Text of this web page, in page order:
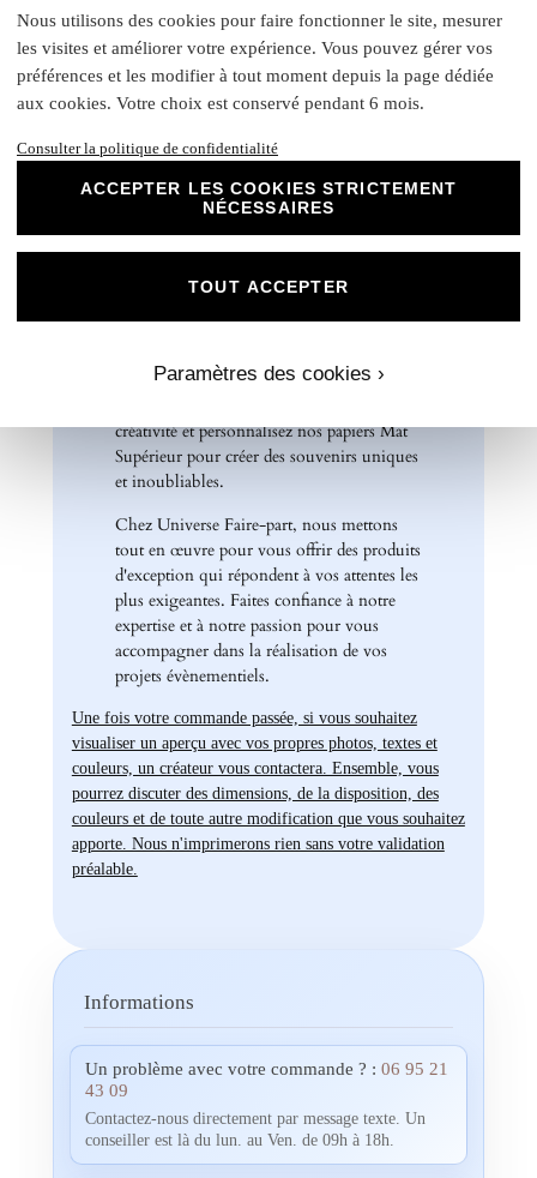
Carte recto verso : 14 x 15 cm
Format A5 portrait : 14 x 21 cm
Format A6 portrait : 10,5 x 14 cm
Format rectangle paysage : 21 x 10 cm
pour convenir à la majorité des bouteilles : 14 x 10 cm
Rond collant: 4 cm
Notre papier Mat Supérieur sont le choix
parfait pour des faire-part de mariage, des
invitations d'anniversaire, des cartes de
marquera l'élégance de vos évènements
créativité et personnalisez nos papiers Mat
Supérieur pour créer des souvenirs uniques
et inoubliables.
Chez Universe Faire-part, nous mettons
tout en œuvre pour vous offrir des produits
d'exception qui répondent à vos attentes les
plus exigeantes. Faites confiance à notre
expertise et à notre passion pour vous
accompagner dans la réalisation de vos
projets évènementiels.
Une fois votre commande passée, si vous souhaitez
visualiser un aperçu avec vos propres photos, textes et
couleurs, un créateur vous contactera. Ensemble, vous
pourrez discuter des dimensions, de la disposition, des
couleurs et de toute autre modification que vous souhaitez
apporte. Nous n'imprimerons rien sans votre validation
préalable.
Informations
Un problème avec votre commande ? : 06 95 21
43 09
Contactez-nous directement par message texte. Un
conseiller est là du lun. au Ven. de 09h à 18h.
Nous utilisons des cookies pour faire fonctionner le site, mesurer
les visites et améliorer votre expérience. Vous pouvez gérer vos
préférences et les modifier à tout moment depuis la page dédiée
aux cookies. Votre choix est conservé pendant 6 mois.
Consulter la politique de confidentialité
ACCEPTER LES COOKIES STRICTEMENT
NÉCESSAIRES
Paramètres des cookies ›
TOUT ACCEPTER